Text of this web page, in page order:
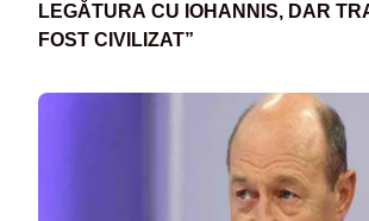
LEGĂTURA CU IOHANNIS, DAR
FOST CIVILIZAT”